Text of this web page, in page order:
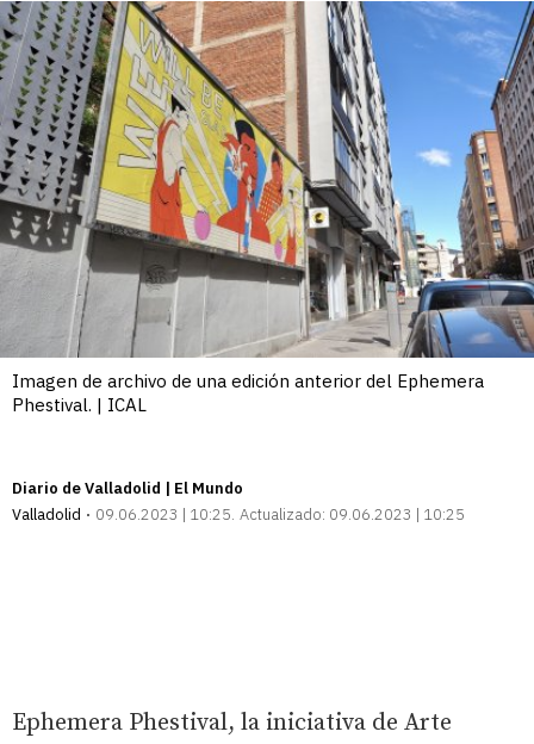
Imagen de archivo de una edición anterior del Ephemera
Phestival. | ICAL
Diario de Valladolid | El Mundo
Valladolid
09.06.2023 | 10:25 Actualizado: 09.06.2023 | 10:25
Ephemera Phestival, la iniciativa de Arte